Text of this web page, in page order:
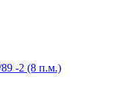
-2 (8 п.м.)